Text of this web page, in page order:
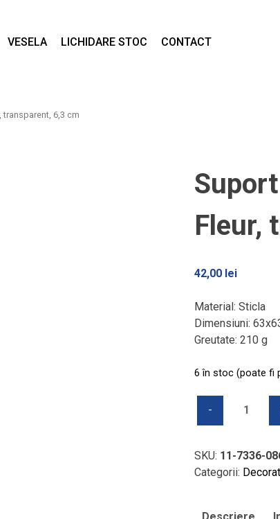
VESELA LICHIDARE STOC CONTACT
transparent, 6,3 cm
Fleur,
42,00 lei
Material: Sticla
Dimensiuni:
Greutate: 210 g
6 în stoc (poate fi
Cantitate
2
in
SKU: 11-7336-
Categorii:
Descriere